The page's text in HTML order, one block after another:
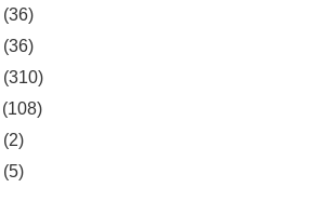
(36)
(36)
(310)
(108)
(2)
(5)